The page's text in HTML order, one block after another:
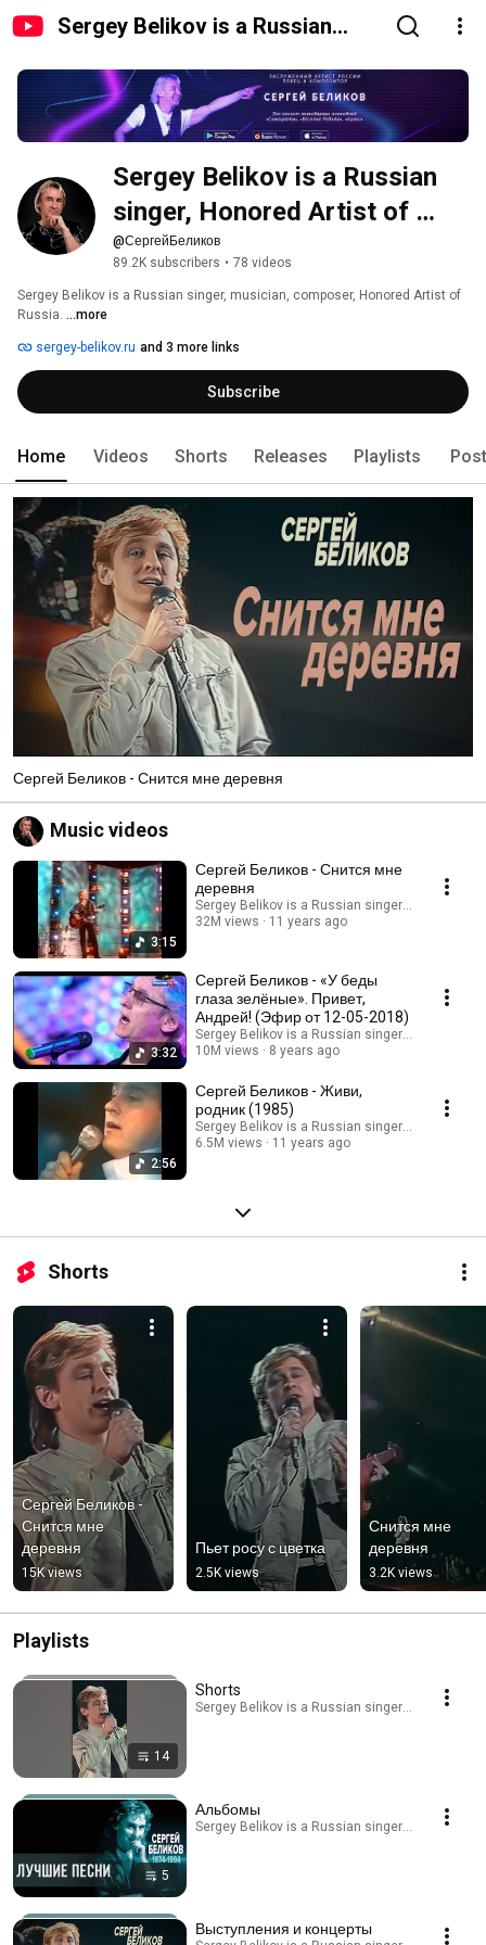
Sergey Belikov is a Russian
Russia.
Sergey Belikov is a Russian
singer, Honored Artist of
Russia.
@СергейБеликов
89.2K subscribers • 78 videos
Sergey Belikov is a Russian singer, musician, composer, Honored Artist of
Russia. ...more
sergey-belikov.ru and 3 more links
Subscribe
Home Videos Shorts Releases Playlists
Сергей Беликов - Снится мне деревня
Music videos
3:15
Сергей Беликов - Снится мне
деревня
Sergey Belikov is a Russian singer, Honored
32M views
11 years ago
3:32
Сергей Беликов - «У беды
глаза зелёные». Привет,
Андрей! (Эфир от 12-05-2018)
Sergey Belikov is a Russian singer, Honored
10M views
8 years ago
2:56
Сергей Беликов - Живи,
родник (1985)
Sergey Belikov is a Russian singer, Honored
6.5M views
11 years ago
Shorts
Сергей Беликов -
Снится мне
деревня
15K views
Пьет росу с цветка
2.5K views
Снится мне
деревня
3.2K views
Playlists
14
Shorts
Sergey Belikov is a Russian singer, Honored
5
Альбомы
Sergey Belikov is a Russian singer, Honored
Выступления и концерты